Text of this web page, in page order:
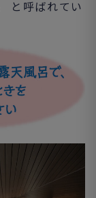
と呼ばれてい